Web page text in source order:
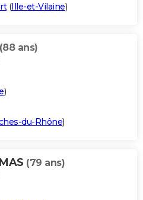
(Ille-et-Vilaine)
(88 ans)
)
du-Rhône)
(79 ans)